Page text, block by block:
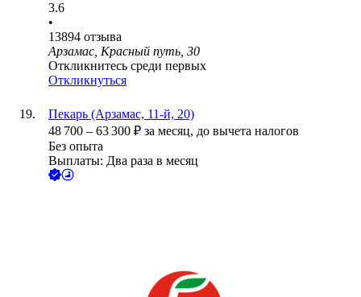
3.6
•
13894 отзыва
Арзамас, Красный путь, 30
Откликнитесь среди первых
Откликнуться
Пекарь (Арзамас, 11-й, 20)
48 700 – 63 300 ₽ за месяц, до вычета налогов
Без опыта
Выплаты: Два раза в месяц